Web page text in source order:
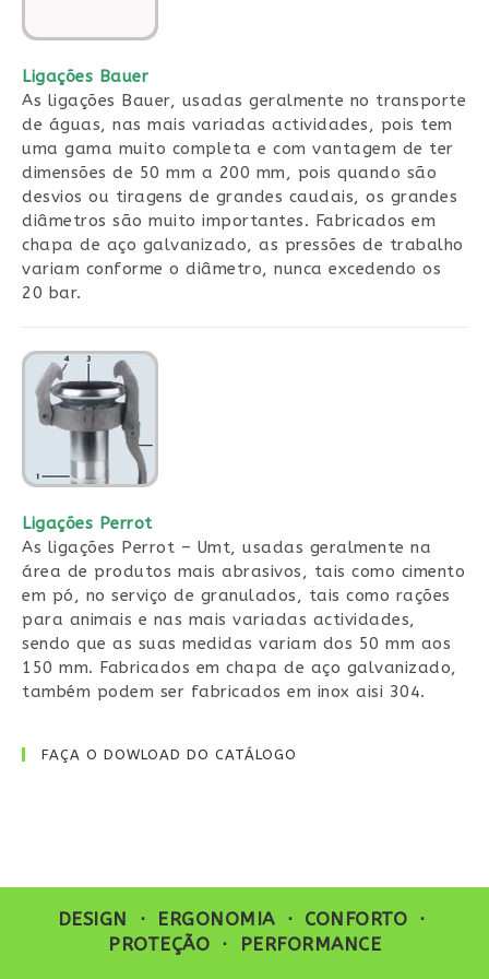
Ligações Bauer
As ligações Bauer, usadas geralmente no transporte
de águas, nas mais variadas actividades, pois tem
uma gama muito completa e com vantagem de ter
dimensões de 50 mm a 200 mm, pois quando são
desvios ou tiragens de grandes caudais, os grandes
diâmetros são muito importantes. Fabricados em
chapa de aço galvanizado, as pressões de trabalho
variam conforme o diâmetro, nunca excedendo os
20 bar.
Ligações Perrot
As ligações Perrot – Umt, usadas geralmente na
área de produtos mais abrasivos, tais como cimento
em pó, no serviço de granulados, tais como rações
para animais e nas mais variadas actividades,
sendo que as suas medidas variam dos 50 mm aos
150 mm. Fabricados em chapa de aço galvanizado,
também podem ser fabricados em inox aisi 304.
FAÇA O DOWLOAD DO CATÁLOGO
DESIGN ⋅ ERGONOMIA ⋅ CONFORTO ⋅
PROTEÇÃO ⋅ PERFORMANCE